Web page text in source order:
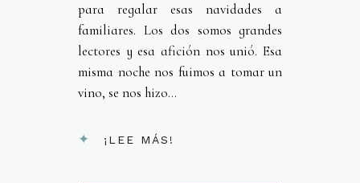
para regalar esas navidades a
familiares. Los dos somos grandes
lectores y esa afición nos unió. Esa
misma noche nos fuimos a tomar un
vino, se nos hizo...
¡LEE MÁS!